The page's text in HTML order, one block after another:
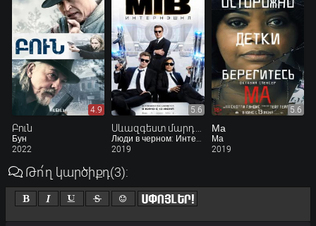
4.9
Բուն
Бун
2022
5.6
2019
5.6
Ма
Ма
2019
Թո՛ղ կարծիքդ(3):